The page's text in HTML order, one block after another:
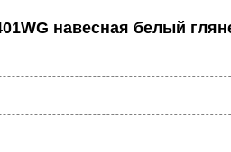
навесная белый